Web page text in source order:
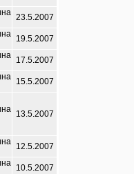
23.5.2007
19.5.2007
17.5.2007
15.5.2007
13.5.2007
12.5.2007
10.5.2007